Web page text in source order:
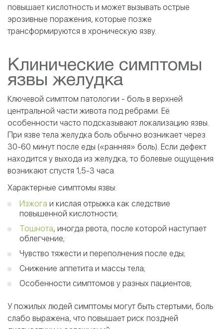
повышает кислотность и может вызывать острые
эрозивные поражения, которые позже
трансформируются в хроническую язву.
Клинические симптомы
язвы желудка
Ключевой симптом патологии - боль в верхней
центральной части живота под ребрами. Её
особенности часто подсказывают локализацию язвы.
При язве тела желудка боль обычно возникает через
30-60 минут после еды («ранняя» боль). Если дефект
находится у выхода из желудка, то болевые ощущения
возникают спустя 1,5-3 часа.
Характерные симптомы язвы:
Изжога и кислая отрыжка как следствие
повышенной кислотности;
Тошнота, иногда рвота, после которой наступает
облегчение;
Чувство тяжести и переполнения после еды;
Снижение аппетита и массы тела;
Особенности симптомов у разных пациентов;
У пожилых людей симптомы могут быть стертыми, боль
слабо выражена, что повышает риск поздней